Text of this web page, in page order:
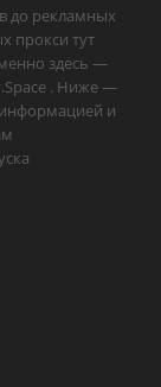
до рекламных
прокси тут
здесь —
. Ниже —
и